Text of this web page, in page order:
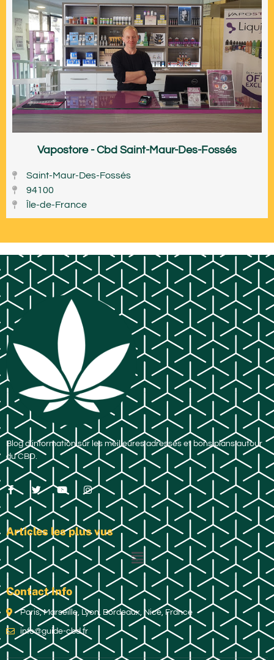
Vapostore - Cbd Saint-Maur-Des-Fossés
Saint-Maur-Des-Fossés
94100
Île-de-France
Blog d’information sur les meilleures adresses et bons plans autour
du CBD.
Articles les plus vus
Contact Info
Paris, Marseille, Lyon, Bordeaux, Nice, France
info@guide-cbd.fr